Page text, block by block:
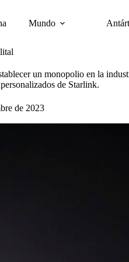
Mundo
un monopolio en la
de Starlink.
de 2023